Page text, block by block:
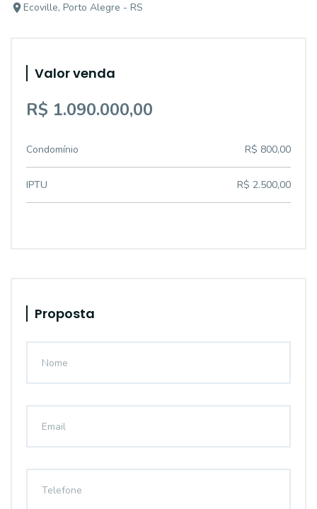
Ecoville, Porto Alegre - RS
Valor venda
R$ 1.090.000,00
Condomínio R$ 800,00
IPTU R$ 2.500,00
Proposta